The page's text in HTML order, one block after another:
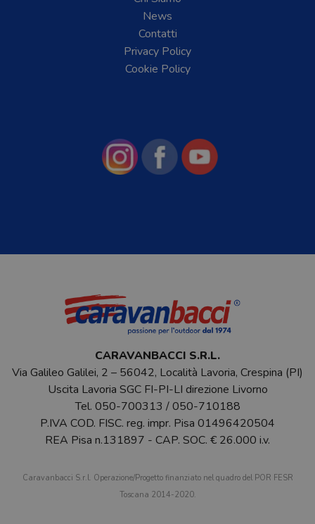
News
Contatti
Privacy Policy
Cookie Policy
CARAVANBACCI S.R.L.
Via Galileo Galilei, 2 – 56042, Località Lavoria, Crespina (PI)
Uscita Lavoria SGC FI-PI-LI direzione Livorno
Tel. 050-700313 /050-710188
P.IVA COD. FISC. reg. impr. Pisa 01496420504
REA Pisa n.131897 - CAP. SOC. € 26.000 i.v.
Caravanbacci S.r.l. Operazione/Progetto finanziato nel quadro del POR FESR
Toscana 2014-2020.